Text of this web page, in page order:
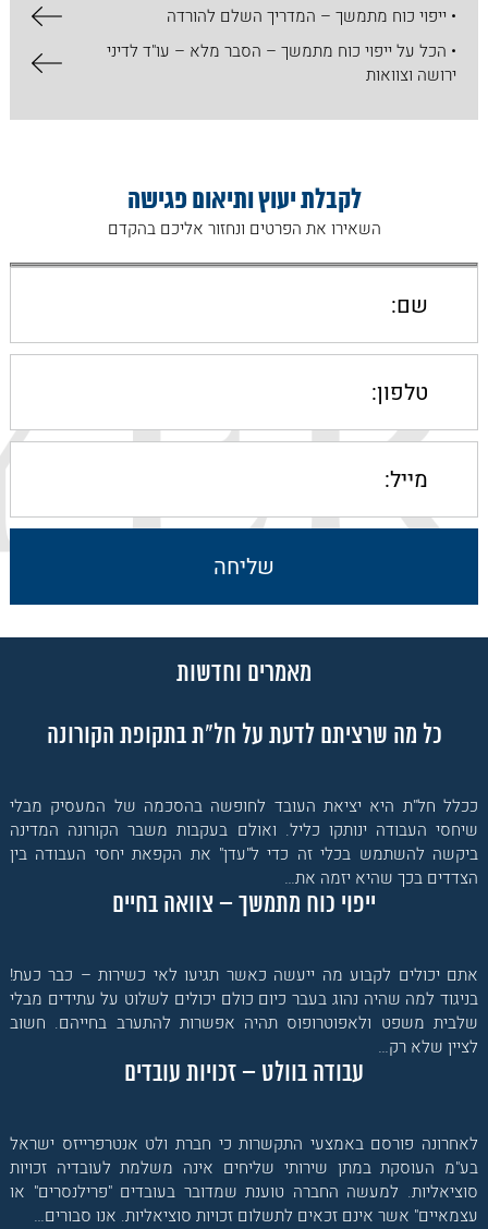
• ייפוי כוח מתמשך – המדריך השלם להורדה
• הכל על ​ייפוי כוח מתמשך – הסבר מלא – עו"ד לדיני
ירושה וצוואות
לקבלת יעוץ ותיאום פגישה
השאירו את הפרטים ונחזור אליכם בהקדם
מאמרים וחדשות
כל מה שרציתם לדעת על חל"ת בתקופת הקורונה
ככלל חל"ת היא יציאת העובד לחופשה בהסכמה של המעסיק מבלי
שיחסי העבודה ינותקו כליל. ואולם בעקבות משבר הקורונה המדינה
ביקשה להשתמש בכלי זה כדי ל"עדן" את הקפאת יחסי העבודה בין
הצדדים בכך שהיא יזמה את…
ייפוי כוח מתמשך – צוואה בחיים
אתם יכולים לקבוע מה ייעשה כאשר תגיעו לאי כשירות – כבר כעת!
בניגוד למה שהיה נהוג בעבר כיום כולם יכולים לשלוט על עתידים מבלי
שלבית משפט ולאפוטרופוס תהיה אפשרות להתערב בחייהם. חשוב
לציין שלא רק…
עבודה בוולט – זכויות עובדים
לאחרונה פורסם באמצעי התקשרות כי חברת ולט אנטרפרייזס ישראל
בע"מ העוסקת במתן שירותי שליחים אינה משלמת לעובדיה זכויות
סוציאליות. למעשה החברה טוענת שמדובר בעובדים "פרילנסרים" או
עצמאיים" אשר אינם זכאים לתשלום זכויות סוציאליות. אנו סבורים…